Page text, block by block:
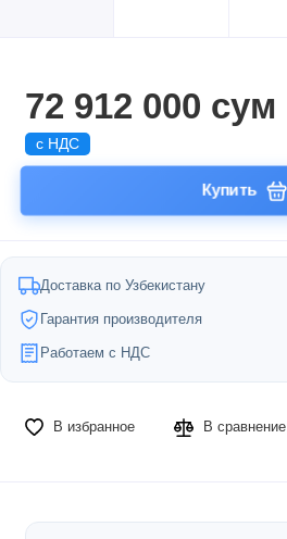
72 912 000 сум
с НДС
Купить
Доставка по Узбекистану
Гарантия производителя
Работаем с НДС
В избранное В сравнение